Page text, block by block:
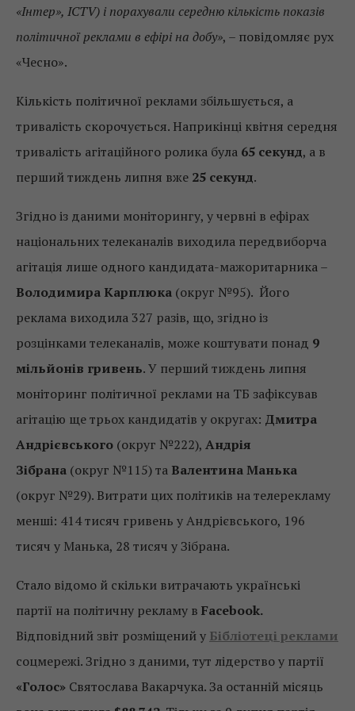
«Інтер», ICTV) і порахували середню кількість показів
політичної реклами в ефірі на добу», – повідомляє рух
«Чесно».
Кількість політичної реклами збільшується, а
тривалість скорочується. Наприкінці квітня середня
тривалість агітаційного ролика була 65 секунд, а в
перший тиждень липня вже 25 секунд.
Згідно із даними моніторингу, у червні в ефірах
національних телеканалів виходила передвиборча
агітація лише одного кандидата-мажоритарника –
Володимира Карплюка (округ №95). Його
реклама виходила 327 разів, що, згідно із
розцінками телеканалів, може коштувати понад 9
мільйонів гривень. У перший тиждень липня
моніторинг політичної реклами на ТБ зафіксував
агітацію ще трьох кандидатів у округах: Дмитра
Андрієвського (округ №222), Андрія
Зібрана (округ №115) та Валентина Манька
(округ №29). Витрати цих політиків на телерекламу
менші: 414 тисяч гривень у Андрієвського, 196
тисяч у Манька, 28 тисяч у Зібрана.
Стало відомо й скільки витрачають українські
партії на політичну рекламу в Facebook.
Відповідний звіт розміщений у Бібліотеці реклами
соцмережі. Згідно з даними, тут лідерство у партії
«Голос» Святослава Вакарчука. За останній місяць